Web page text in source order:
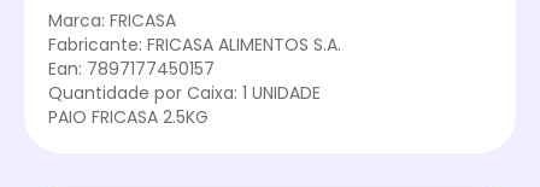
Marca: FRICASA
Fabricante: FRICASA ALIMENTOS S.A.
Ean: 7897177450157
Quantidade por Caixa: 1 UNIDADE
PAIO FRICASA 2.5KG